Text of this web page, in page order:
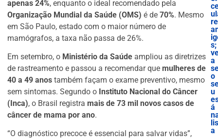
apenas 24%, enquanto o ideal recomendado pela
Organização Mundial da Saúde (OMS) é de 70%. Mesmo
em São Paulo, estado com o maior número de
mamógrafos, a taxa não passa de 26%.
Em setembro, o Ministério da Saúde ampliou as diretrizes
de rastreamento e passou a recomendar que mulheres de
40 a 49 anos também façam o exame preventivo, mesmo
sem sintomas. Segundo o Instituto Nacional do Câncer
(Inca), o Brasil registra mais de 73 mil novos casos de
câncer de mama por ano.
“O diagnóstico precoce é essencial para salvar vidas”,
s;
a
o
u
á
a